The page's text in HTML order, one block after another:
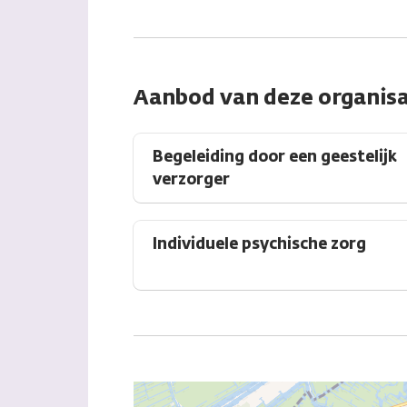
Aanbod van deze
Begeleiding door een geestelijk
verzorger
Individuele psychische zorg